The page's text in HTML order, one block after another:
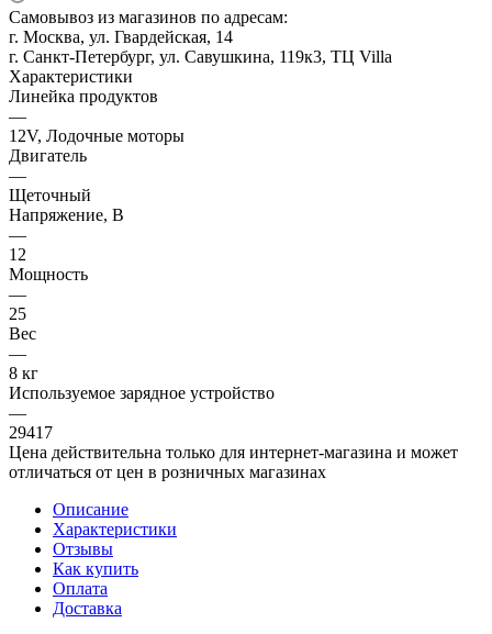
Самовывоз из магазинов по адресам:
г. Москва, ул. Гвардейская, 14
г. Санкт-Петербург, ул. Савушкина, 119к3, ТЦ Villa
Характеристики
Линейка продуктов
—
12V, Лодочные моторы
Двигатель
—
Щеточный
Напряжение, В
—
12
Мощность
—
25
Вес
—
8 кг
Используемое зарядное устройство
—
29417
Цена действительна только для интернет-магазина и может
отличаться от цен в розничных магазинах
Описание
Характеристики
Отзывы
Как купить
Оплата
Доставка